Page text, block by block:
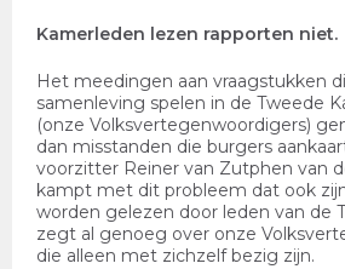
Kamerleden lezen rapporten niet.
Het meedingen aan vraagstukken
samenleving spelen in de Tweede
(onze Volksvertegenwoordigers)
dan misstanden die burgers
voorzitter Reiner van Zutphen van
kampt met dit probleem dat ook
worden gelezen door leden van de
zegt al genoeg over onze
die alleen met zichzelf bezig zijn.